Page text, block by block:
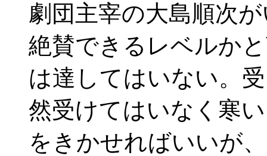
劇団主宰の大島順次
絶賛できるレベルか
は達してはいない。
然受けてはいなく寒
をきかせればいいが